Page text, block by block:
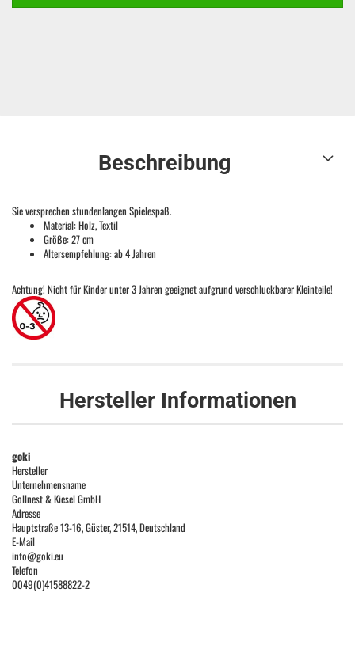
Beschreibung
Sie versprechen stundenlangen Spielespaß.
Material: Holz, Textil
Größe: 27 cm
Altersempfehlung: ab 4 Jahren
Achtung! Nicht für Kinder unter 3 Jahren geeignet aufgrund verschluckbarer Kleinteile!
Hersteller Informationen
goki
Hersteller
Unternehmensname
Gollnest & Kiesel GmbH
Adresse
Hauptstraße 13-16, Güster, 21514, Deutschland
E-Mail
info@goki.eu
Telefon
0049(0)41588822-2